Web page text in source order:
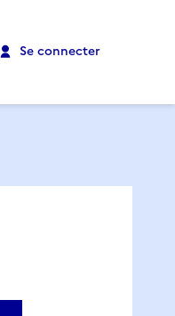
Se connecter